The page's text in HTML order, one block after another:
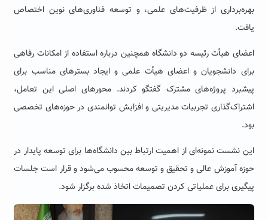
بهره‌برداری از ظرفیت‌های علمی، و توسعه فناوری‌های نوین اختصاص
یافت.
اعضای هیأت رئیسه دو دانشگاه همچنین درباره استفاده از امکانات رفاهی
برای دانشجویان و اعضای هیأت علمی و ایجاد بسترهای مناسب برای
پیشبرد پروژه‌های مشترک گفتگو کردند. محورهای اصلی این تعامل،
اشتراک‌گذاری تجربیات مدیریتی و افزایش توانمندی در حوزه‌های تخصصی
بود.
این نشست نمونه‌ای از اهمیت ارتباط بین دانشگاه‌ها برای توسعه پایدار در
حوزه آموزش عالی و تحقیق و توسعه محسوب می‌شود و قرار است جلسات
پیگیری برای عملیاتی کردن تصمیمات اتخاذ شده برگزار شود.